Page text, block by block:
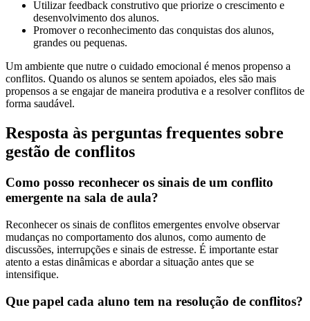
Utilizar feedback construtivo que priorize o crescimento e
desenvolvimento dos alunos.
Promover o reconhecimento das conquistas dos alunos,
grandes ou pequenas.
Um ambiente que nutre o cuidado emocional é menos propenso a
conflitos. Quando os alunos se sentem apoiados, eles são mais
propensos a se engajar de maneira produtiva e a resolver conflitos de
forma saudável.
Resposta às perguntas frequentes sobre
gestão de conflitos
Como posso reconhecer os sinais de um conflito
emergente na sala de aula?
Reconhecer os sinais de conflitos emergentes envolve observar
mudanças no comportamento dos alunos, como aumento de
discussões, interrupções e sinais de estresse. É importante estar
atento a estas dinâmicas e abordar a situação antes que se
intensifique.
Que papel cada aluno tem na resolução de conflitos?